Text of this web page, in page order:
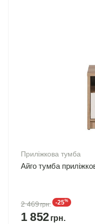
Приліжкова тумба
Айго тумба
2 469 -25%
1 852